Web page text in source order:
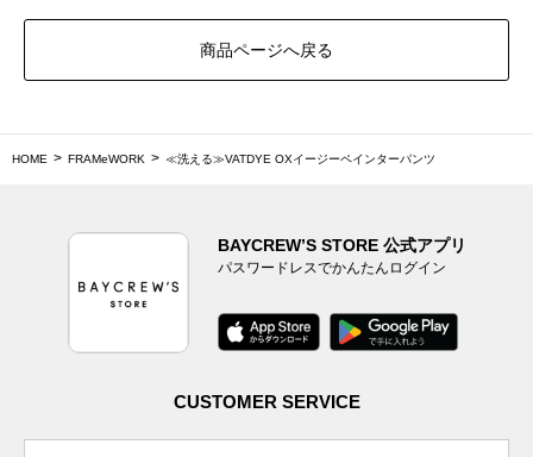
商品ページへ戻る
HOME FRAMeWORK ≪洗える≫VATDYE OXイージーペインターパンツ
BAYCREW’S STORE 公式アプリ
パスワードレスでかんたんログイン
CUSTOMER SERVICE